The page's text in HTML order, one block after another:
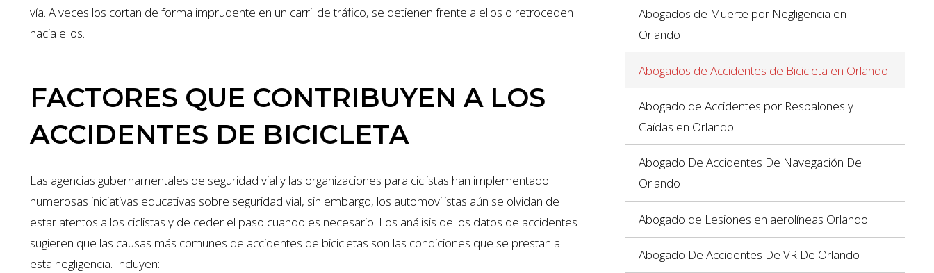
vía. A veces los cortan de forma imprudente en un carril de tráfico, se detienen frente a ellos o retroceden
hacia ellos.
FACTORES QUE CONTRIBUYEN A LOS
ACCIDENTES DE BICICLETA
Las agencias gubernamentales de seguridad vial y las organizaciones para ciclistas han implementado
numerosas iniciativas educativas sobre seguridad vial, sin embargo, los automovilistas aún se olvidan de
estar atentos a los ciclistas y de ceder el paso cuando es necesario. Los análisis de los datos de accidentes
sugieren que las causas más comunes de accidentes de bicicletas son las condiciones que se prestan a
esta negligencia. Incluyen:
Abogados de Muerte por Negligencia en
Orlando
Abogados de Accidentes de Bicicleta en Orlando
Abogado de Accidentes por Resbalones y
Caídas en Orlando
Abogado De Accidentes De Navegación De
Orlando
Abogado de Lesiones en aerolíneas Orlando
Abogado De Accidentes De VR De Orlando